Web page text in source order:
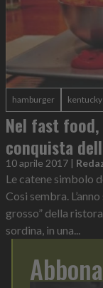
hamburger
Nel fast
conquista
10 aprile 2017 |
Le catene simbolo
Cosi sembra.
grosso” della
sordina, in una...